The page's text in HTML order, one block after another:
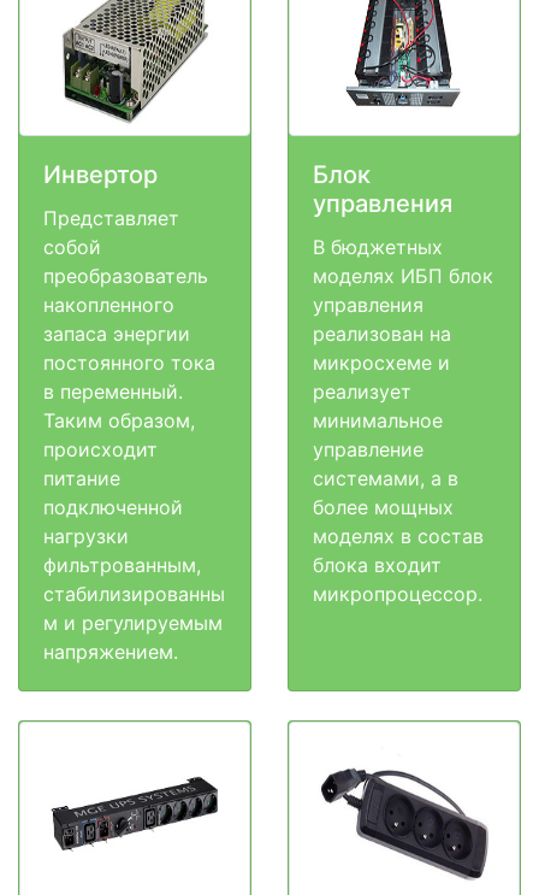
Инвертор
Представляет
собой
преобразователь
накопленного
запаса энергии
постоянного тока
в переменный.
Таким образом,
происходит
питание
подключенной
нагрузки
фильтрованным,
стабилизированны
м и регулируемым
напряжением.
Блок
управления
В бюджетных
моделях ИБП блок
управления
реализован на
микросхеме и
реализует
минимальное
управление
системами, а в
более мощных
моделях в состав
блока входит
микропроцессор.